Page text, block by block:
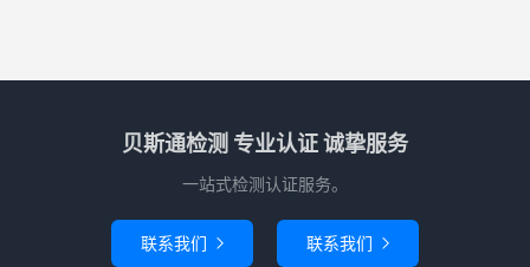
贝斯通检测 专业认证 诚挚服务
一站式检测认证服务。
联系我们  联系我们 